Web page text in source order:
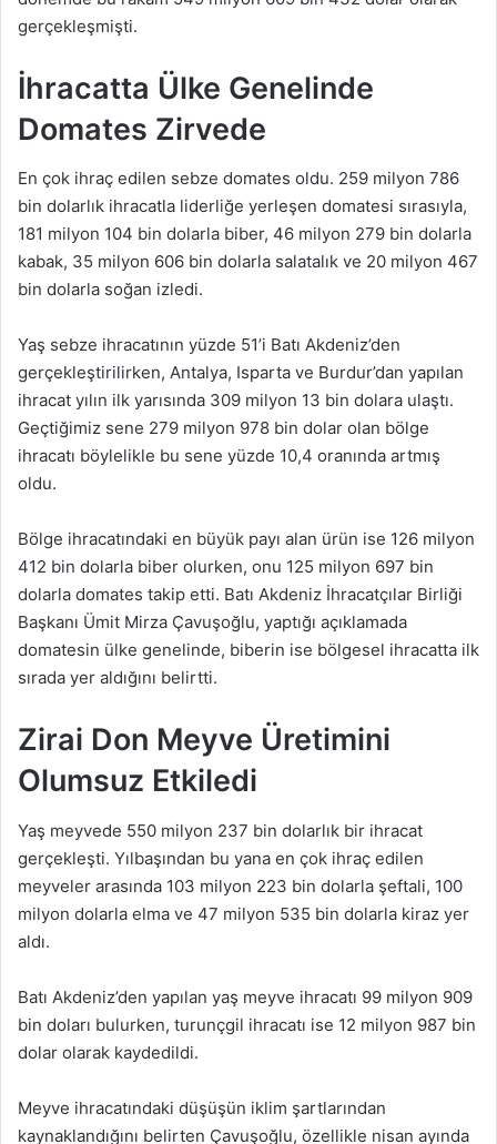
gerçekleşmişti.
İhracatta Ülke Genelinde
Domates Zirvede
En çok ihraç edilen sebze domates oldu. 259 milyon 786
bin dolarlık ihracatla liderliğe yerleşen domatesi sırasıyla,
181 milyon 104 bin dolarla biber, 46 milyon 279 bin dolarla
kabak, 35 milyon 606 bin dolarla salatalık ve 20 milyon 467
bin dolarla soğan izledi.
Yaş sebze ihracatının yüzde 51’i Batı Akdeniz’den
gerçekleştirilirken, Antalya, Isparta ve Burdur’dan yapılan
ihracat yılın ilk yarısında 309 milyon 13 bin dolara ulaştı.
Geçtiğimiz sene 279 milyon 978 bin dolar olan bölge
ihracatı böylelikle bu sene yüzde 10,4 oranında artmış
oldu.
Bölge ihracatındaki en büyük payı alan ürün ise 126 milyon
412 bin dolarla biber olurken, onu 125 milyon 697 bin
dolarla domates takip etti. Batı Akdeniz İhracatçılar Birliği
Başkanı Ümit Mirza Çavuşoğlu, yaptığı açıklamada
domatesin ülke genelinde, biberin ise bölgesel ihracatta ilk
sırada yer aldığını belirtti.
Zirai Don Meyve Üretimini
Olumsuz Etkiledi
Yaş meyvede 550 milyon 237 bin dolarlık bir ihracat
gerçekleşti. Yılbaşından bu yana en çok ihraç edilen
meyveler arasında 103 milyon 223 bin dolarla şeftali, 100
milyon dolarla elma ve 47 milyon 535 bin dolarla kiraz yer
aldı.
Batı Akdeniz’den yapılan yaş meyve ihracatı 99 milyon 909
bin doları bulurken, turunçgil ihracatı ise 12 milyon 987 bin
dolar olarak kaydedildi.
Meyve ihracatındaki düşüşün iklim şartlarından
kaynaklandığını belirten Çavuşoğlu, özellikle nisan ayında